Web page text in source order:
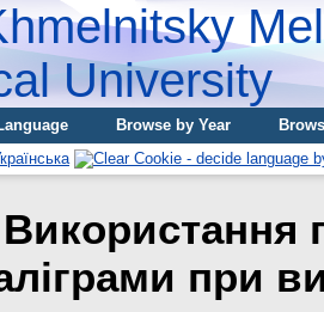
University
Browse by Year
Використання
при